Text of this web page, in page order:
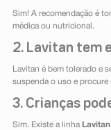
Sim! A recomendação é
médica ou nutricional.
2. Lavitan tem
Lavitan é bem tolerado e
suspenda o uso e procure
3. Crianças
Sim. Existe a linha